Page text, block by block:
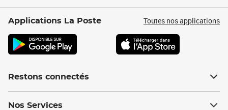
Applications La Poste Toutes nos applications
Restons connectés
Nos Services